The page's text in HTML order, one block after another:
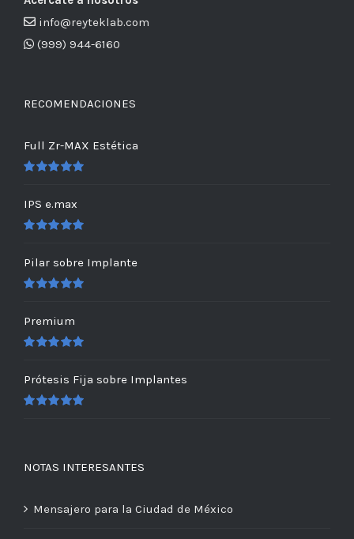
info@reyteklab.com
(999) 944-6160
RECOMENDACIONES
Full Zr-MAX Estética
IPS e.max
Pilar sobre Implante
Premium
Prótesis Fija sobre Implantes
NOTAS INTERESANTES
Mensajero para la Ciudad de México